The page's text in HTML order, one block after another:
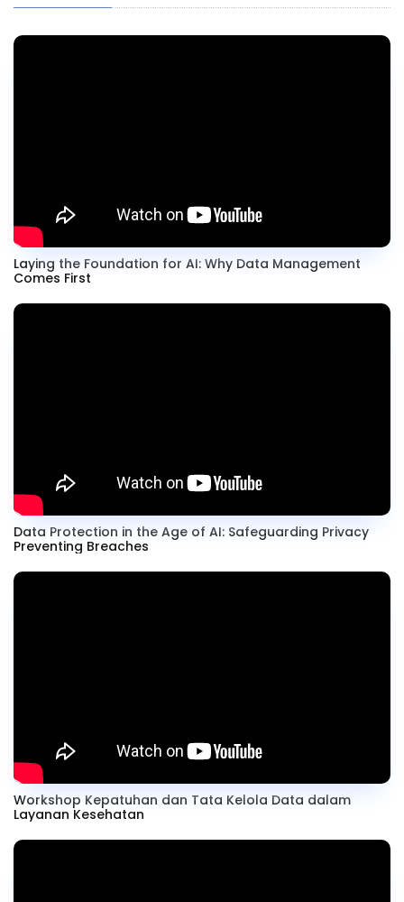
Laying the Foundation for AI: Why Data Management
Comes First
Data Protection in the Age of AI: Safeguarding Privacy
Preventing Breaches
Workshop Kepatuhan dan Tata Kelola Data dalam
Layanan Kesehatan